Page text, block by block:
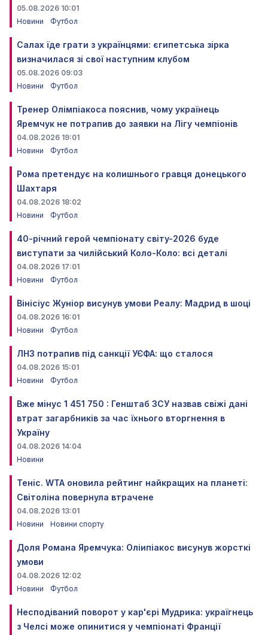
05.08.2026 10:01
Новини
Футбол
Салах їде грати з українцями: єгипетська зірка
визначилася зі свої наступним клубом
05.08.2026 09:03
Новини
Футбол
Тренер Олімпіакоса пояснив, чому українець
Яремчук не потрапив до заявки на Лігу чемпіонів
04.08.2026 19:01
Новини
Футбол
Рома претендує на колишнього гравця донецького
Шахтаря
04.08.2026 18:02
Новини
Футбол
40-річний герой чемпіонату світу-2026 буде
виступати за чилійський Коло-Коло: всі деталі
04.08.2026 17:01
Новини
Футбол
Вінісіус Жуніор висунув умови Реалу: Мадрид в шоці
04.08.2026 16:01
Новини
Футбол
ЛНЗ потрапив під санкції УЄФА: що сталося
04.08.2026 15:01
Новини
Футбол
Вже мінус 1 451 750 : Генштаб ЗСУ назвав свіжі дані
втрат загарбників за час їхнього вторгнення в
Україну
04.08.2026 14:04
Новини
Теніс. WTA оновила рейтинг найкращих на планеті:
Світоліна повернула втрачене
04.08.2026 13:01
Новини
Новини спорту
Доля Романа Яремчука: Оліипіакос висунув жорсткі
умови
04.08.2026 12:02
Новини
Футбол
Несподіваний поворот у кар'єрі Мудрика: україгнець
з Челсі може опинитися у чемпіонаті Франції